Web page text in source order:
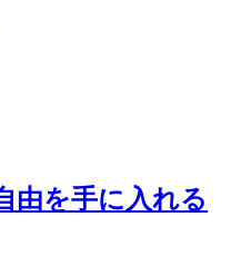
由を手に入れる